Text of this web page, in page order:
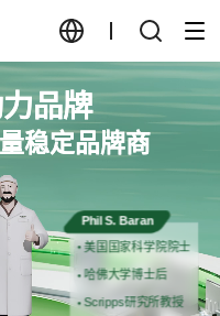
品牌
稳定品牌商
品牌
稳定品牌商
Phil S. Baran
美国国家科学院院士
哈佛大学博士后
Scripps研究所教授